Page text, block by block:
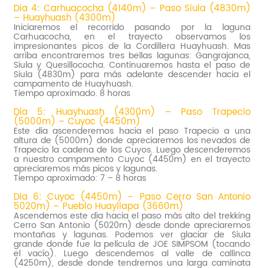
Dia 4: Carhuacocha (4140m) – Paso Siula (4830m)
– Huayhuash (4300m)
Iniciaremos el recorrido pasando por la laguna
Carhuacocha, en el trayecto observamos los
impresionantes picos de la Cordillera Huayhuash. Mas
arriba encontraremos tres bellas lagunas: Gangrajanca,
Siula y Quesillococha. Continuaremos hasta el paso de
Siula (4830m) para más adelante descender hacia el
campamento de Huayhuash.
Tiempo aproximado. 8 horas
Dia 5: Huayhuash (4300m) – Paso Trapecio
(5000m) – Cuyoc (4450m)
Este dia ascenderemos hacia el paso Trapecio a una
altura de (5000m) donde apreciaremos los nevados de
Trapecio la cadena de los Cuyos. Luego descenderemos
a nuestro campamento Cuyoc (4450m) en el trayecto
apreciaremos más picos y lagunas.
Tiempo aproximado: 7 – 8 horas
Dia 6: Cuyoc (4450m) – Paso Cerro San Antonio
5020m) – Pueblo Huayllapa (3660m)
Ascendemos este dia hacia el paso más alto del trekking
Cerro San Antonio (5020m) desde donde apreciaremos
montañas y lagunas. Podemos ver glaciar de Siula
grande donde fue la película de JOE SIMPSOM (tocando
el vacío). Luego descendemos al valle de callinca
(4250m), desde donde tendremos una larga caminata